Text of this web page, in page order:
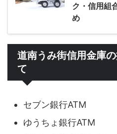
ク・信用組
め
道南うみ街信用金庫
て
セブン銀行ATM
ゆうちょ銀行ATM